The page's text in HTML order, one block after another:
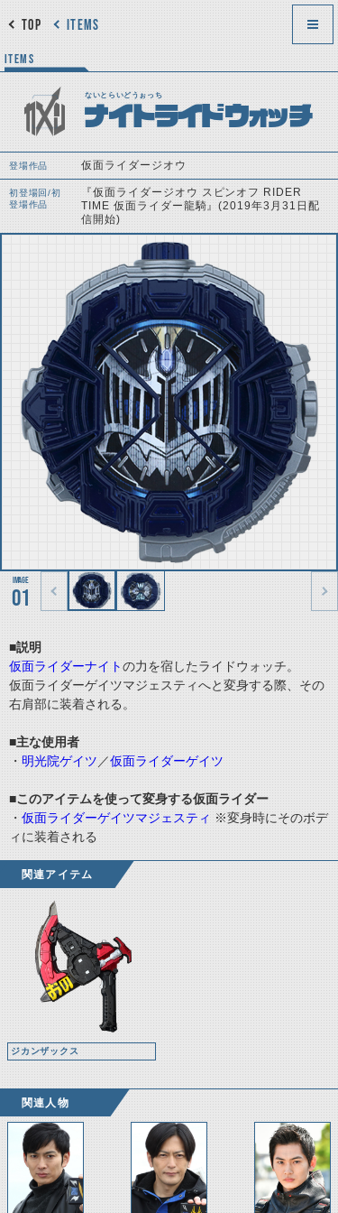
ITEMS
TOP
ITEMS
ないとらいどうぉっち
ナイトライドウォッチ
登場作品 仮面ライダージオウ
初登場回/初
登場作品
『仮面ライダージオウ スピンオフ RIDER
TIME 仮面ライダー龍騎』(2019年3月31日配
信開始)
01
■説明
仮面ライダーナイトの力を宿したライドウォッチ。
仮面ライダーゲイツマジェスティへと変身する際、その
右肩部に装着される。
■主な使用者
・ 明光院ゲイツ ／仮面ライダーゲイツ
■このアイテムを使って変身する仮面ライダー
・ 仮面ライダーゲイツマジェスティ ※変身時にそのボデ
ィに装着される
関連アイテム
ジカンザックス
関連人物